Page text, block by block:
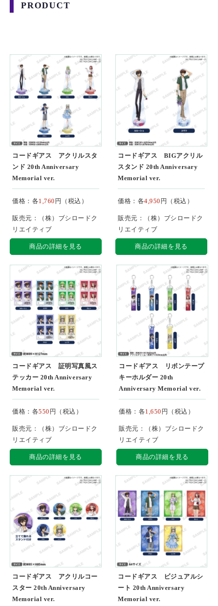
PRODUCT
コードギアス アクリルスタ
ンド 20th Anniversary
Memorial ver.
価格：各1,760 円（税込）
販売元：（株）ブシロードク
リエイティブ
商品の詳細を見る
コードギアス BIGアクリル
スタンド 20th Anniversary
Memorial ver.
価格：各4,950 円（税込）
販売元：（株）ブシロードク
リエイティブ
商品の詳細を見る
コードギアス 証明写真風ス
テッカー 20th Anniversary
Memorial ver.
価格：各550 円（税込）
販売元：（株）ブシロードク
リエイティブ
商品の詳細を見る
コードギアス リボンテープ
キーホルダー 20th
Anniversary Memorial ver.
価格：各1,650 円（税込）
販売元：（株）ブシロードク
リエイティブ
商品の詳細を見る
コードギアス アクリルコー
スター 20th Anniversary
Memorial ver.
コードギアス ビジュアルシ
ート 20th Anniversary
Memorial ver.